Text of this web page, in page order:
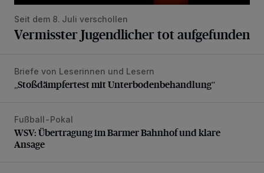
Seit dem 8. Juli verschollen
Vermisster Jugendlicher tot aufgefunden
„Stoßdämpfertest mit Unterbodenbehandlung“
Briefe von Leserinnen und Lesern
„Stoßdämpfertest mit Unterbodenbehandlung“
WSV: Übertragung im Barmer Bahnhof und klare Ansage
Fußball-Pokal
WSV: Übertragung im Barmer Bahnhof und klare
Ansage